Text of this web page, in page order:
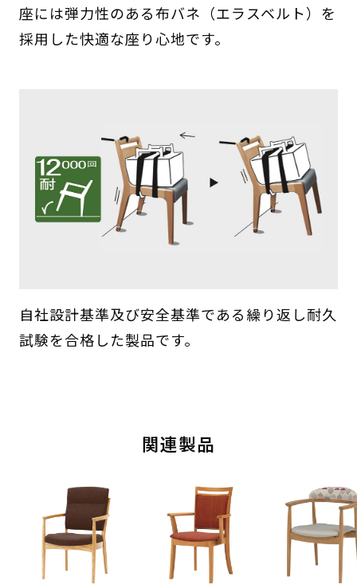
座には弾力性のある布バネ（エラスベルト）を
採用した快適な座り心地です。
自社設計基準及び安全基準である繰り返し耐久
試験を合格した製品です。
関連製品